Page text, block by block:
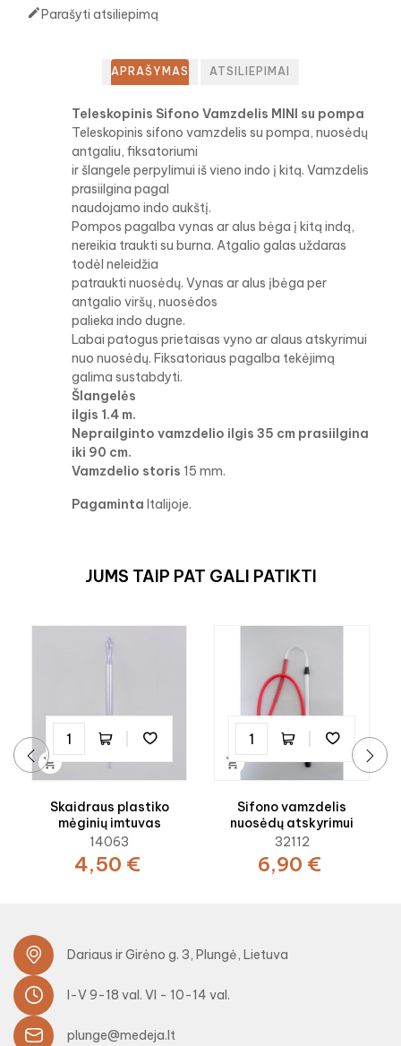
Parašyti atsiliepimą
APRAŠYMAS ATSILIEPIMAI
Teleskopinis Sifono Vamzdelis MINI su pompa
Teleskopinis sifono vamzdelis su pompa, nuosėdų
antgaliu, fiksatoriumi
ir šlangele perpylimui iš vieno indo į kitą. Vamzdelis
prasiilgina pagal
naudojamo indo aukštį.
Pompos pagalba vynas ar alus bėga į kitą indą,
nereikia traukti su burna. Atgalio galas uždaras
todėl neleidžia
patraukti nuosėdų. Vynas ar alus įbėga per
antgalio viršų, nuosėdos
palieka indo dugne.
Labai patogus prietaisas vyno ar alaus atskyrimui
nuo nuosėdų. Fiksatoriaus pagalba tekėjimą
galima sustabdyti.
Šlangelės
ilgis 1.4 m.
Neprailginto vamzdelio ilgis 35 cm prasiilgina
iki 90 cm.
Vamzdelio storis 15 mm.
Pagaminta Italijoje.
JUMS TAIP PAT GALI PATIKTI

Skaidraus plastiko
mėginių imtuvas
14063
4,50 €

Sifono vamzdelis
nuosėdų atskyrimui
32112
6,90 €
Dariaus ir Girėno g. 3, Plungė, Lietuva
I-V 9-18 val. VI - 10-14 val.
plunge@medeja.lt